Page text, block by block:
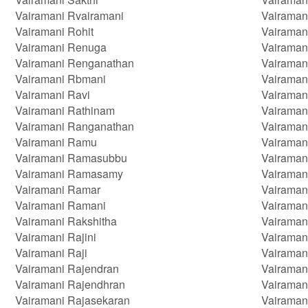
Vairamani Rvairamani
Vairamani Rohit
Vairamani Renuga
Vairamani Renganathan
Vairamani Rbmani
Vairamani Ravi
Vairamani Rathinam
Vairamani Ranganathan
Vairamani Ramu
Vairamani Ramasubbu
Vairamani Ramasamy
Vairamani Ramar
Vairamani Ramani
Vairamani Rakshitha
Vairamani Rajini
Vairamani Raji
Vairamani Rajendran
Vairamani Rajendhran
Vairamani Rajasekaran